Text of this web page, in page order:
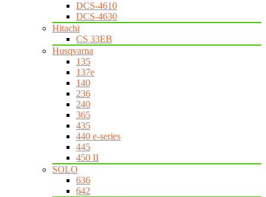
DCS-4610
DCS-4630
Hitachi
CS 33EB
Husqvarna
135
137e
140
236
240
365
435
440 e-series
445
450 II
SOLO
636
642